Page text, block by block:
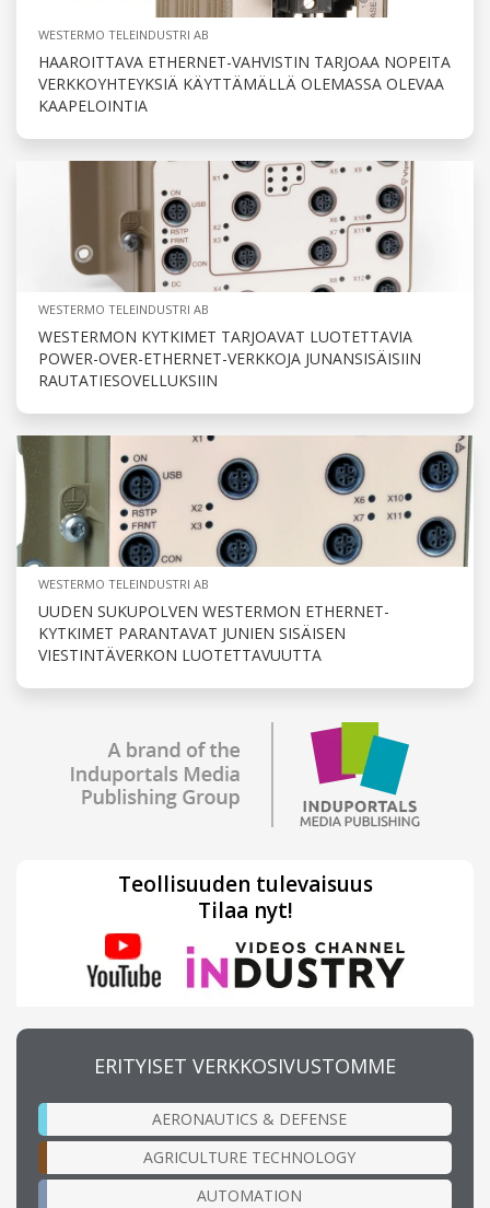
WESTERMO TELEINDUSTRI AB
HAAROITTAVA ETHERNET-VAHVISTIN TARJOAA NOPEITA
VERKKOYHTEYKSIÄ KÄYTTÄMÄLLÄ OLEMASSA OLEVAA
KAAPELOINTIA
WESTERMO TELEINDUSTRI AB
WESTERMON KYTKIMET TARJOAVAT LUOTETTAVIA
POWER-OVER-ETHERNET-VERKKOJA JUNANSISÄISIIN
RAUTATIESOVELLUKSIIN
WESTERMO TELEINDUSTRI AB
UUDEN SUKUPOLVEN WESTERMON ETHERNET-
KYTKIMET PARANTAVAT JUNIEN SISÄISEN
VIESTINTÄVERKON LUOTETTAVUUTTA
Teollisuuden tulevaisuus
Tilaa nyt!
ERITYISET VERKKOSIVUSTOMME
AERONAUTICS & DEFENSE
AGRICULTURE TECHNOLOGY
AUTOMATION